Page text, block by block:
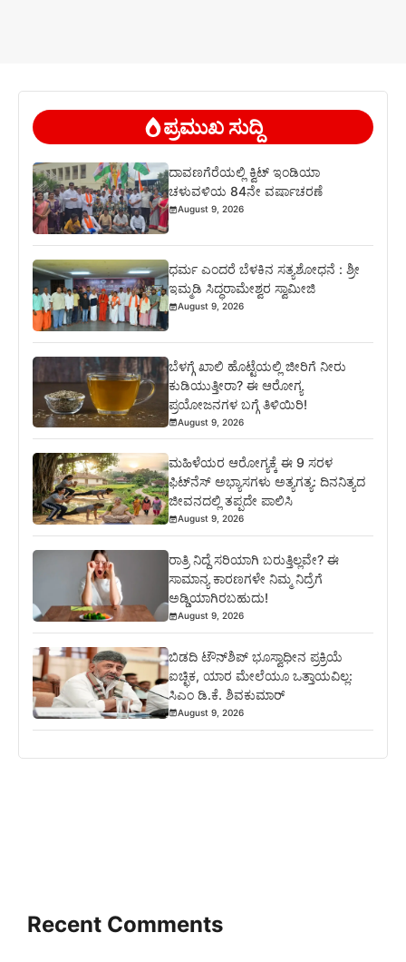
ಪ್ರಮುಖ ಸುದ್ದಿ
ದಾವಣಗೆರೆಯಲ್ಲಿ ಕ್ವಿಟ್ ಇಂಡಿಯಾ
ಚಳುವಳಿಯ 84ನೇ ವರ್ಷಾಚರಣೆ
August 9, 2026
ಧರ್ಮ ಎಂದರೆ ಬೆಳಕಿನ ಸತ್ಯಶೋಧನೆ : ಶ್ರೀ
ಇಮ್ಮಡಿ ಸಿದ್ಧರಾಮೇಶ್ವರ ಸ್ವಾಮೀಜಿ
August 9, 2026
ಬೆಳಗ್ಗೆ ಖಾಲಿ ಹೊಟ್ಟೆಯಲ್ಲಿ ಜೀರಿಗೆ ನೀರು
ಕುಡಿಯುತ್ತೀರಾ? ಈ ಆರೋಗ್ಯ
ಪ್ರಯೋಜನಗಳ ಬಗ್ಗೆ ತಿಳಿಯಿರಿ!
August 9, 2026
ಮಹಿಳೆಯರ ಆರೋಗ್ಯಕ್ಕೆ ಈ 9 ಸರಳ
ಫಿಟ್‌ನೆಸ್‌ ಅಭ್ಯಾಸಗಳು ಅತ್ಯಗತ್ಯ: ದಿನನಿತ್ಯದ
ಜೀವನದಲ್ಲಿ ತಪ್ಪದೇ ಪಾಲಿಸಿ
August 9, 2026
ರಾತ್ರಿ ನಿದ್ದೆ ಸರಿಯಾಗಿ ಬರುತ್ತಿಲ್ಲವೇ? ಈ
ಸಾಮಾನ್ಯ ಕಾರಣಗಳೇ ನಿಮ್ಮ ನಿದ್ರೆಗೆ
ಅಡ್ಡಿಯಾಗಿರಬಹುದು!
August 9, 2026
ಬಿಡದಿ ಟೌನ್‌ಶಿಪ್‌ ಭೂಸ್ವಾಧೀನ ಪ್ರಕ್ರಿಯೆ
ಐಚ್ಛಿಕ, ಯಾರ ಮೇಲೆಯೂ ಒತ್ತಾಯವಿಲ್ಲ:
ಸಿಎಂ ಡಿ.ಕೆ. ಶಿವಕುಮಾರ್
August 9, 2026
Recent Comments